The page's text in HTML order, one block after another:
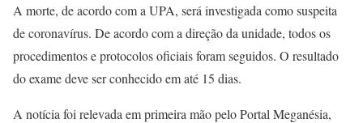
A morte, de acordo com a UPA, será investigada como suspeita
de coronavírus. De acordo com a direção da unidade, todos os
procedimentos e protocolos oficiais foram seguidos. O resultado
do exame deve ser conhecido em até 15 dias.
A notícia foi relevada em primeira mão pelo Portal Meganésia,